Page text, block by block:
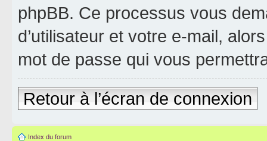
phpBB. Ce processus vous
d’utilisateur et votre e-mail,
mot de passe qui vous
Retour à l’écran de connexion
Index du forum